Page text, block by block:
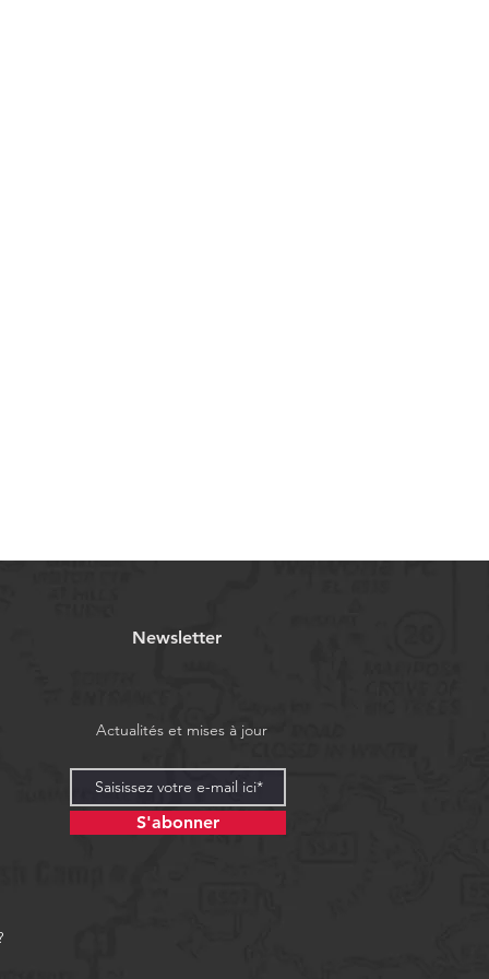
Newsletter
Actualités et mises à jour
S'abonner